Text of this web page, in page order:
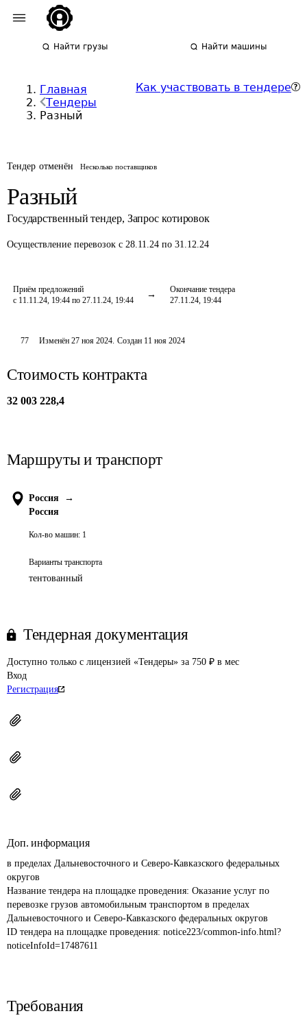
Найти грузы Найти машины
Главная
Тендеры
Разный
Как участвовать в тендере
Тендер отменён Несколько поставщиков
Разный
Государственный тендер, Запрос котировок
Осуществление перевозок с 28.11.24 по 31.12.24
Приём предложений
с 11.11.24, 19:44 по 27.11.24, 19:44
Окончание тендера
27.11.24, 19:44
77 Изменён27 ноя 2024. Создан 11 ноя 2024
Стоимость контракта
32 003 228,4
Маршруты и транспорт
Россия
→
Россия
Кол-во машин: 1
Варианты транспорта
тентованный
Тендерная документация
Доступно только с лицензией «Тендеры» за 750 ₽ в мес
Вход
Регистрация
Доп. информация
в пределах Дальневосточного и Северо-Кавказского федеральных
округов
Название тендера на площадке проведения: Оказание услуг по
перевозке грузов автомобильным транспортом в пределах
Дальневосточного и Северо-Кавказского федеральных округов
ID тендера на площадке проведения: notice223/common-info.html?
noticeInfoId=17487611
Требования